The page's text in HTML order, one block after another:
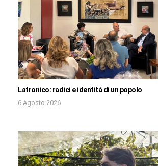
Latronico: radici e identità di un popolo
6 Agosto 2026